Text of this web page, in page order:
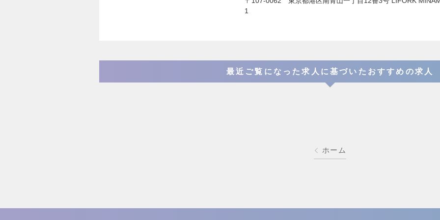
1
最近ご覧になった求人に基づいたおすすめの求人
ホーム